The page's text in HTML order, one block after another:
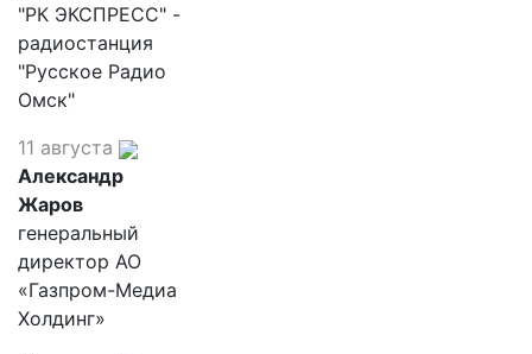
"РК ЭКСПРЕСС" -
радиостанция
"Русское Радио
Омск"
11 августа
Александр
Жаров
генеральный
директор АО
«Газпром-Медиа
Холдинг»